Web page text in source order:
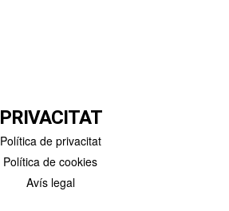
PRIVACITAT
Política de privacitat
Política de cookies
Avís legal